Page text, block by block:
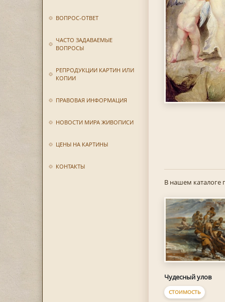
ВОПРОС-ОТВЕТ
ЧАСТО ЗАДАВАЕМЫЕ
ВОПРОСЫ
РЕПРОДУКЦИИ КАРТИН ИЛИ
КОПИИ
ПРАВОВАЯ ИНФОРМАЦИЯ
НОВОСТИ МИРА ЖИВОПИСИ
ЦЕНЫ НА КАРТИНЫ
КОНТАКТЫ
В нашем каталоге
Чудесный улов
СТОИМОСТЬ